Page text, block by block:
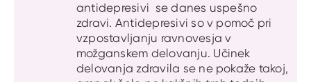
antidepresivi se danes uspešno
zdravi. Antidepresivi so v pomoč pri
vzpostavljanju ravnovesja v
možganskem delovanju. Učinek
delovanja zdravila se ne pokaže takoj,